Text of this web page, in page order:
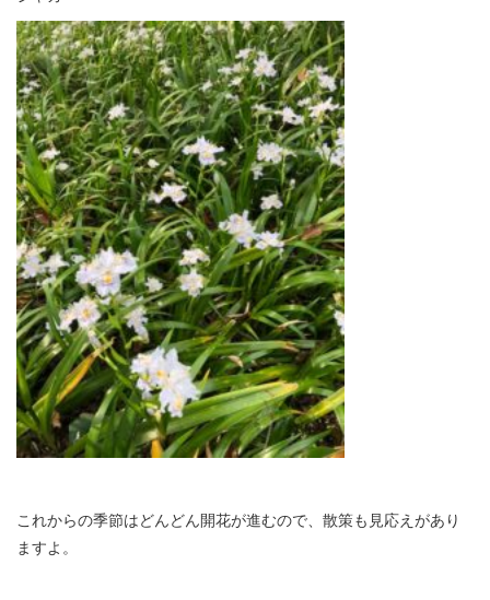
これからの季節はどんどん開花が進むので、散策も見応えがあり
ますよ。